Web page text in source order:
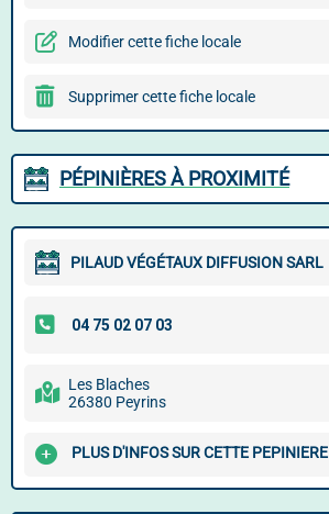
Modifier cette fiche locale
Supprimer cette fiche locale
PÉPINIÈRES À PROXIMITÉ
PILAUD VÉGÉTAUX DIFFUSION SARL
Les Blaches
26380 Peyrins
PLUS D'INFOS SUR CETTE PEPINIERE